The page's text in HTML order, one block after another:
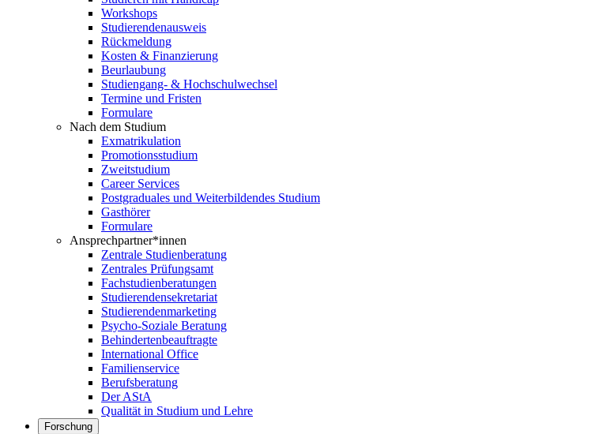
Workshops
Studierendenausweis
Rückmeldung
Kosten & Finanzierung
Beurlaubung
Studiengang- & Hochschulwechsel
Termine und Fristen
Formulare
Nach dem Studium
Exmatrikulation
Promotionsstudium
Zweitstudium
Career Services
Postgraduales und Weiterbildendes Studium
Gasthörer
Formulare
Ansprechpartner*innen
Zentrale Studienberatung
Zentrales Prüfungsamt
Fachstudienberatungen
Studierendensekretariat
Studierendenmarketing
Psycho-Soziale Beratung
Behindertenbeauftragte
International Office
Familienservice
Berufsberatung
Der AStA
Qualität in Studium und Lehre
Forschung